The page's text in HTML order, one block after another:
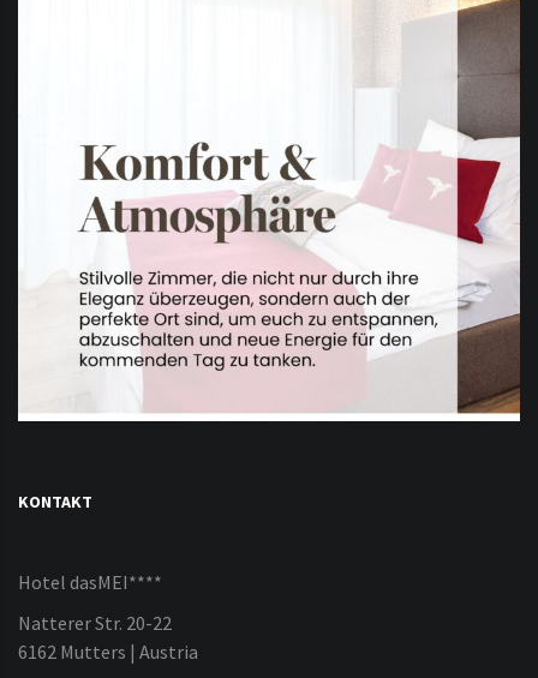
KONTAKT
Hotel dasMEI****
Natterer Str. 20-22
6162 Mutters | Austria